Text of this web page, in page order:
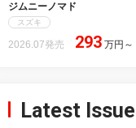
ジムニーノマド
スズキ
2026.07発売 293 万円 ～
Latest Issue